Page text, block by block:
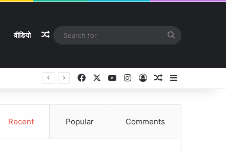
वीडियो Random Article
Facebook YouTubeInstagram
Log InRandom Article
Recent Popular Comments